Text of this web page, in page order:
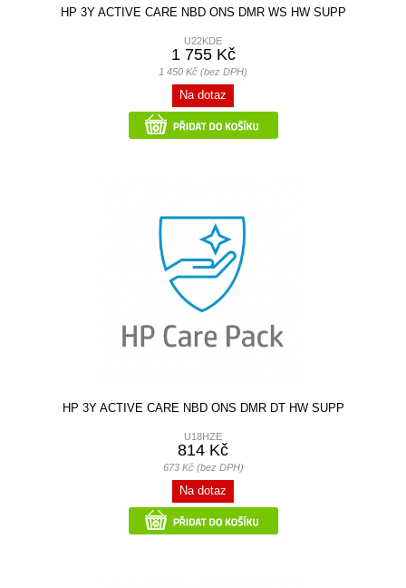
HP 3Y ACTIVE CARE NBD ONS DMR WS HW SUPP
U22KDE
1 755 Kč
1 450 Kč (bez DPH)
Na dotaz
HP 3Y ACTIVE CARE NBD ONS DMR DT HW SUPP
U18HZE
814 Kč
673 Kč (bez DPH)
Na dotaz